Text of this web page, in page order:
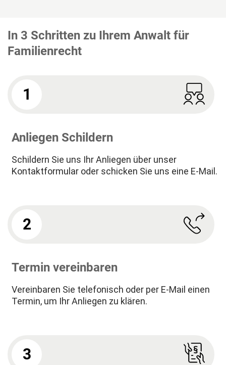
In 3 Schritten zu Ihrem Anwalt für
Familienrecht
1
Anliegen Schildern
Schildern Sie uns Ihr Anliegen über unser
Kontaktformular oder schicken Sie uns eine E-Mail.
2
Termin vereinbaren
Vereinbaren Sie telefonisch oder per E-Mail einen
Termin, um Ihr Anliegen zu klären.
3